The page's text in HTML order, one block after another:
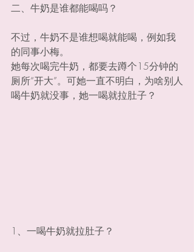
二、牛奶是谁都能喝吗？
不过，牛奶不是谁想喝就能喝，例如我
的同事小梅。
她每次喝完牛奶，都要去蹲个15分钟的
厕所“开大”。可她一直不明白，为啥别人
喝牛奶就没事，她一喝就拉肚子？
1、一喝牛奶就拉肚子？